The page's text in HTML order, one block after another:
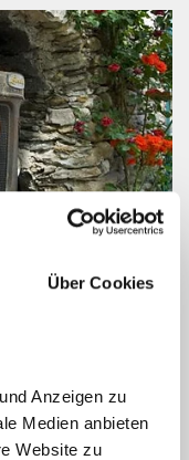
Über Cookies
Anzeigen zu
Medien anbieten
Website zu
Erlebnis für Jung und